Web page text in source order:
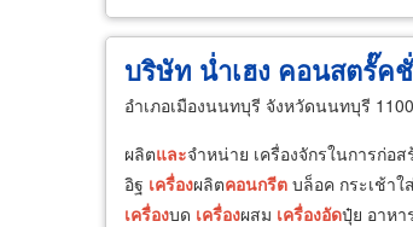
บริษัท น่ำเฮง คอนสตรั๊ค
อำเภอเมืองนนทบุรี จังหวัดนนทบุรี
ผลิตและจำหน่าย เครื่องจักรในการก่อ
อิฐ เครื่องผลิตคอนกรีต บล็อค กระเช้า
เครื่องบด เครื่องผสม เครื่องอัดปุ๋ย อาหา